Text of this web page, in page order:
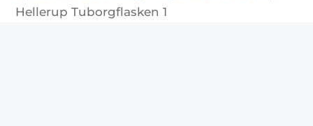
Hellerup Tuborgflasken 1